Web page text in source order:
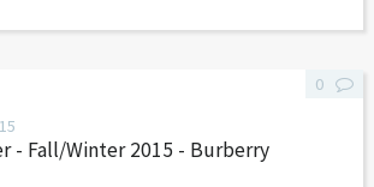
- Fall/Winter 2015 - Burberry
0